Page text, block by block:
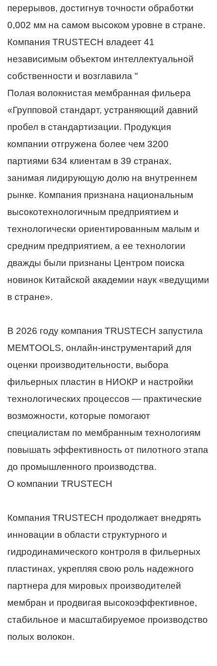
перерывов, достигнув точности обработки
0,002 мм на самом высоком уровне в стране.
Компания TRUSTECH владеет 41
независимым объектом интеллектуальной
собственности и возглавила "
Полая волокнистая мембранная фильера
«Групповой стандарт, устраняющий давний
пробел в стандартизации. Продукция
компании отгружена более чем 3200
партиями 634 клиентам в 39 странах,
занимая лидирующую долю на внутреннем
рынке. Компания признана национальным
высокотехнологичным предприятием и
технологически ориентированным малым и
средним предприятием, а ее технологии
дважды были признаны Центром поиска
новинок Китайской академии наук «ведущими
в стране».
В 2026 году компания TRUSTECH запустила
MEMTOOLS, онлайн-инструментарий для
оценки производительности, выбора
фильерных пластин в НИОКР и настройки
технологических процессов — практические
возможности, которые помогают
специалистам по мембранным технологиям
повышать эффективность от пилотного этапа
до промышленного производства.
О компании TRUSTECH
Компания TRUSTECH продолжает внедрять
инновации в области структурного и
гидродинамического контроля в фильерных
пластинах, укрепляя свою роль надежного
партнера для мировых производителей
мембран и продвигая высокоэффективное,
стабильное и масштабируемое производство
полых волокон.